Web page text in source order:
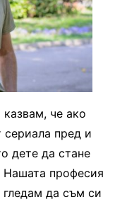
че ако
сериала пред и
дете да стане
професия
да съм си